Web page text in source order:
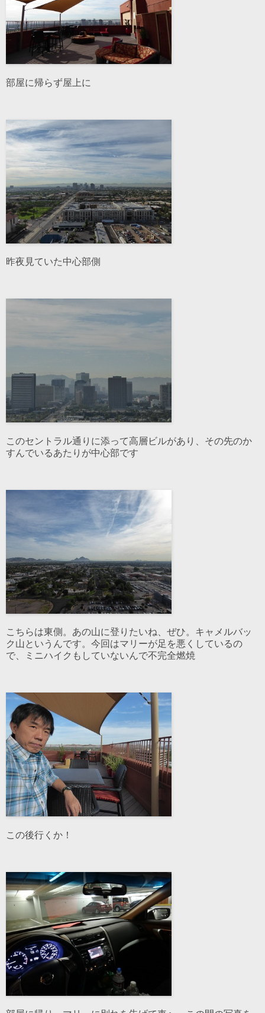
部屋に帰らず屋上に
昨夜見ていた中心部側
このセントラル通りに添って高層ビルがあり、その先のか
すんでいるあたりが中心部です
こちらは東側。あの山に登りたいね、ぜひ。キャメルバッ
ク山というんです。今回はマリーが足を悪くしているの
で、ミニハイクもしていないんで不完全燃焼
この後行くか！